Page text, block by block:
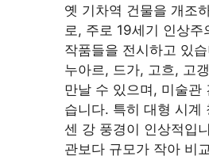
옛 기차역 건물을 개조
로, 주로 19세기 인상주
작품들을 전시하고 있
누아르, 드가, 고흐, 고
만날 수 있으며, 미술관
습니다. 특히 대형 시계
센 강 풍경이 인상적입
관보다 규모가 작아 비